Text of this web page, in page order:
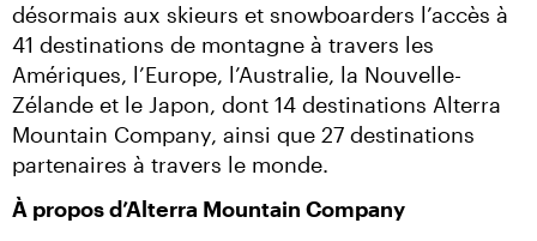
désormais aux skieurs et snowboarders l’accès à
41 destinations de montagne à travers les
Amériques, l’Europe, l’Australie, la Nouvelle-
Zélande et le Japon, dont 14 destinations Alterra
Mountain Company, ainsi que 27 destinations
partenaires à travers le monde.
À propos d’Alterra Mountain Company